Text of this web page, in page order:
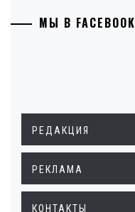
МЫ В FACEBOOK
РЕДАКЦИЯ
РЕКЛАМА
КОНТАКТЫ